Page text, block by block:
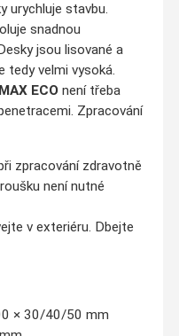
urychluje stavbu.
snadnou
jsou lisované a
tedy velmi vysoká.
ECOnení třeba
Zpracování
zpracování zdravotně
není nutné
v exteriéru. Dbejte
× 30/40/50 mm